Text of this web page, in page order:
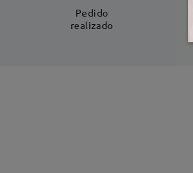
Pedido
realizado